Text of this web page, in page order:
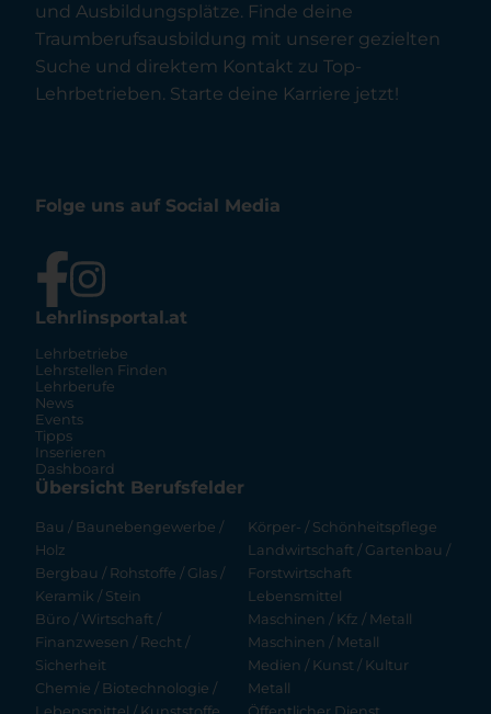
und Ausbildungsplätze. Finde deine
Traumberufsausbildung mit unserer gezielten
Suche und direktem Kontakt zu Top-
Lehrbetrieben. Starte deine Karriere jetzt!
Folge uns auf Social Media
Lehrlinsportal.at
Lehrbetriebe
Lehrstellen Finden
Lehrberufe
News
Events
Tipps
Inserieren
Dashboard
Übersicht Berufsfelder
Bau / Baunebengewerbe /
Holz
Bergbau / Rohstoffe / Glas /
Keramik / Stein
Büro / Wirtschaft /
Finanzwesen / Recht /
Sicherheit
Chemie / Biotechnologie /
Körper- / Schönheitspflege
Landwirtschaft / Gartenbau /
Forstwirtschaft
Lebensmittel
Maschinen / Kfz / Metall
Maschinen / Metall
Medien / Kunst / Kultur
Metall